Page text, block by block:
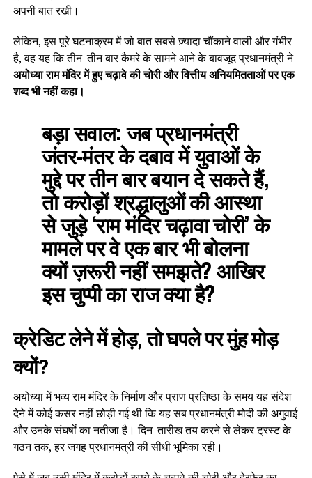
अपनी बात रखी।
लेकिन, इस पूरे घटनाक्रम में जो बात सबसे ज़्यादा चौंकाने वाली और गंभीर
है, वह यह कि तीन-तीन बार कैमरे के सामने आने के बावजूद प्रधानमंत्री ने
अयोध्या राम मंदिर में हुए चढ़ावे की चोरी और वित्तीय अनियमितताओं पर एक
शब्द भी नहीं कहा।
बड़ा सवाल:जब प्रधानमंत्री
जंतर-मंतर के दबाव में युवाओं के
मुद्दे पर तीन बार बयान दे सकते हैं,
तो करोड़ों श्रद्धालुओं की आस्था
से जुड़े ‘राम मंदिर चढ़ावा चोरी’ के
मामले पर वे एक बार भी बोलना
क्यों ज़रूरी नहीं समझते? आखिर
इस चुप्पी का राज क्या है?
क्रेडिट लेने में होड़, तो घपले पर मुंह मोड़
क्यों?
अयोध्या में भव्य राम मंदिर के निर्माण और प्राण प्रतिष्ठा के समय यह संदेश
देने में कोई कसर नहीं छोड़ी गई थी कि यह सब प्रधानमंत्री मोदी की अगुवाई
और उनके संघर्षों का नतीजा है। दिन-तारीख तय करने से लेकर ट्रस्ट के
गठन तक, हर जगह प्रधानमंत्री की सीधी भूमिका रही।